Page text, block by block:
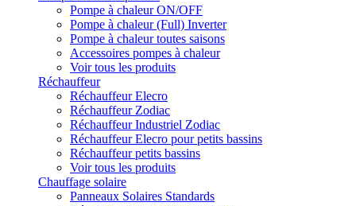
Pompe à chaleur ON/OFF
Pompe à chaleur (Full) Inverter
Pompe à chaleur toutes saisons
Accessoires pompes à chaleur
Voir tous les produits
Réchauffeur
Réchauffeur Elecro
Réchauffeur Zodiac
Réchauffeur Industriel Zodiac
Réchauffeur Elecro pour petits bassins
Réchauffeur petits bassins
Voir tous les produits
Chauffage solaire
Panneaux Solaires Standards